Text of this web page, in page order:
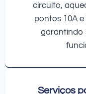
circuito,
pontos 10A
garantindo
Serviços